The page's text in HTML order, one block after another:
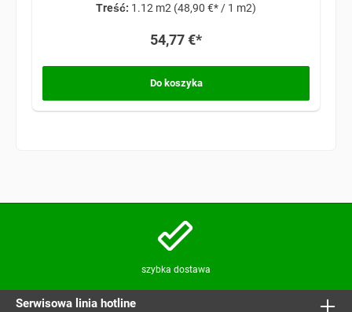
Treść: 1.12 m2 (48,90 €* / 1 m2)
54,77 €*
Do koszyka
szybka dostawa
Serwisowa linia hotline